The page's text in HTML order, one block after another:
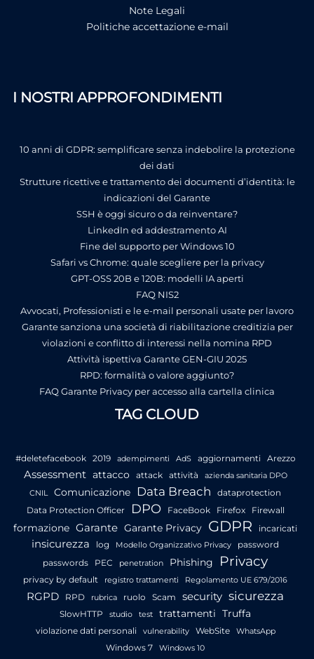
Note Legali
Politiche accettazione e-mail
I NOSTRI APPROFONDIMENTI
10 anni di GDPR: semplificare senza indebolire la protezione
dei dati
Strutture ricettive e trattamento dei documenti d’identità: le
indicazioni del Garante
SSH è oggi sicuro o da reinventare?
LinkedIn ed addestramento AI
Fine del supporto per Windows 10
Safari vs Chrome: quale scegliere per la privacy
GPT-OSS 20B e 120B: modelli IA aperti
FAQ NIS2
Avvocati, Professionisti e le e-mail personali usate per lavoro
Garante sanziona una società di riabilitazione creditizia per
violazioni e conflitto di interessi nella nomina RPD
Attività ispettiva Garante GEN-GIU 2025
RPD: formalità o valore aggiunto?
FAQ Garante Privacy per accesso alla cartella clinica
TAG CLOUD
#deletefacebook 2019 adempimenti AdS aggiornamenti Arezzo
Assessment attacco attack attività
azienda sanitaria DPO
CNIL
Comunicazione Data Breach
dataprotection
Data Protection Officer
DPO FaceBook Firefox Firewall
formazione Garante Garante Privacy GDPR incaricati
insicurezza log Modello Organizzativo Privacy
password
passwords
PEC penetration Phishing Privacy
privacy by default registro trattamenti Regolamento UE 679/2016
RGPD RPD rubrica ruolo Scam security sicurezza
SlowHTTP studio test trattamenti Truffa
violazione dati personali vulnerability WebSite WhatsApp
Windows 7 Windows 10